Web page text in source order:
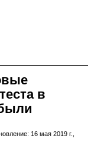
в
16 мая 2019 г.,